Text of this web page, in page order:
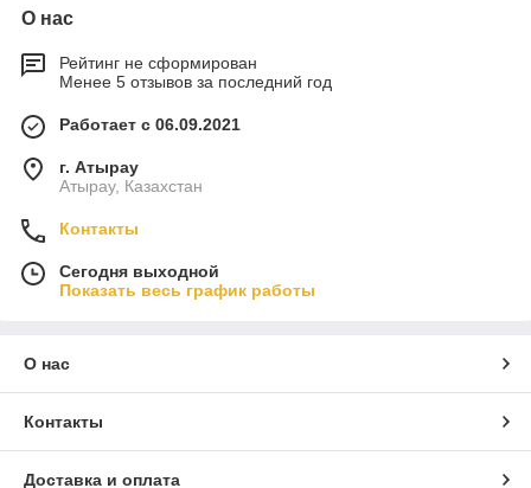
О нас
Рейтинг не сформирован
Менее 5 отзывов за последний год
Работает с 06.09.2021
г. Атырау
Атырау, Казахстан
Контакты
Сегодня выходной
Показать весь график работы
О нас
Контакты
Доставка и оплата